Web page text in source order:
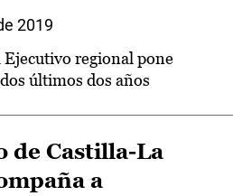
2019
Ejecutivo regional pone
últimos dos años
de Castilla-La
a